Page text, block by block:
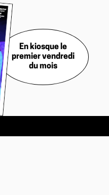
En kiosque le
premier vendredi
du mois